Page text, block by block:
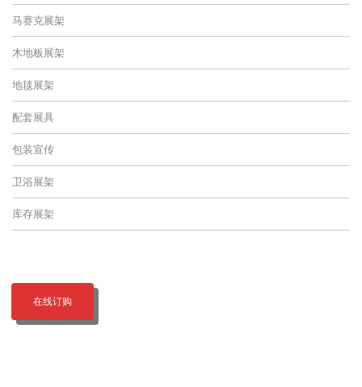
马赛克展架
木地板展架
地毯展架
配套展具
包装宣传
卫浴展架
库存展架
在线订购